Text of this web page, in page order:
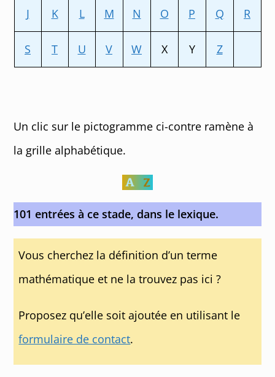
J K L M N O P Q R
S T U V W X Y Z
Un clic sur le pictogramme ci-contre ramène à
la grille alphabétique.
101 entrées à ce stade, dans le lexique.
Vous cherchez la définition d’un terme
mathématique et ne la trouvez pas ici ?
Proposez qu’elle soit ajoutée en utilisant le
formulaire de contact.